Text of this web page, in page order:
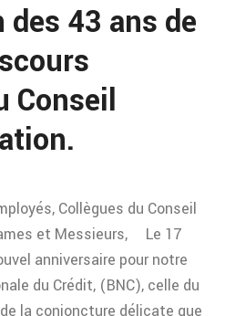
des 43 ans de
Conseil
Collègues du Conseil
et Messieurs, Le 17
anniversaire pour notre
du Crédit, (BNC), celle du
la conjoncture délicate que